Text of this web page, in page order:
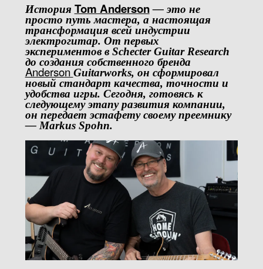
История Tom Anderson— это не
просто путь мастера, а настоящая
трансформация всей индустрии
электрогитар. От первых
экспериментов в Schecter Guitar Research
до создания собственного бренда
Anderson Guitarworks, он сформировал
новый стандарт качества, точности и
удобства игры. Сегодня, готовясь к
следующему этапу развития компании,
он передает эстафету своему преемнику
— Markus Spohn.